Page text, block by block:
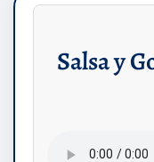
Salsa y